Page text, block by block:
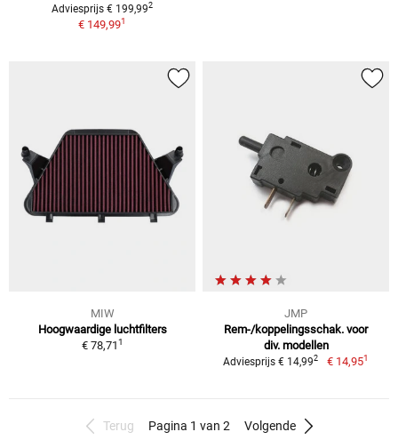
Adviesprijs € 199,992
€ 149,991
MIW
Hoogwaardige luchtfilters
€ 78,711
JMP
Rem-/koppelingsschak. voor
div. modellen
Adviesprijs € 14,992 € 14,951
Terug Pagina 1 van 2 Volgende